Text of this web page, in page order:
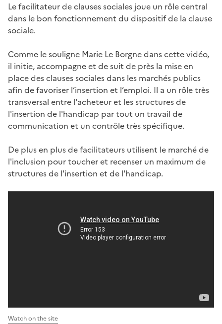
Le facilitateur de clauses sociales joue un rôle central
dans le bon fonctionnement du dispositif de la clause
sociale.
Comme le souligne Marie Le Borgne dans cette vidéo,
il initie, accompagne et de suit de près la mise en
place des clauses sociales dans les marchés publics
afin de favoriser l’insertion et l’emploi. Il a un rôle très
transversal entre l'acheteur et les structures de
l'insertion de l'handicap par tout un travail de
communication et un contrôle très spécifique.
De plus en plus de facilitateurs utilisent le marché de
l'inclusion pour toucher et recenser un maximum de
structures de l'insertion et de l'handicap.
Watch on the site